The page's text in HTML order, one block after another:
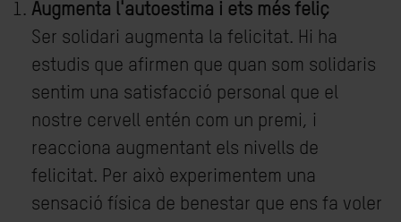
Augmenta l'autoestima i ets més feliç
Ser solidari augmenta la felicitat. Hi ha
estudis que afirmen que quan som solidaris
sentim una satisfacció personal que el
nostre cervell entén com un premi, i
reacciona augmentant els nivells de
felicitat. Per això experimentem una
sensació física de benestar que ens fa voler